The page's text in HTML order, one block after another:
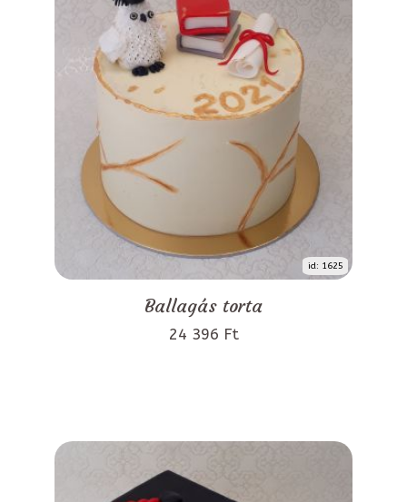
id: 1625
Ballagás torta
24 396 Ft